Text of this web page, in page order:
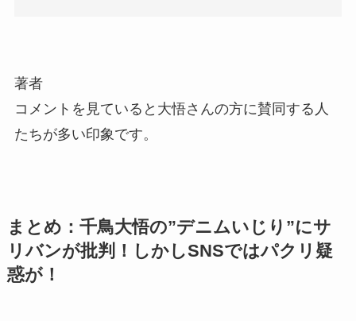
著者
コメントを見ていると大悟さんの方に賛同する人
たちが多い印象です。
まとめ：千鳥大悟の”デニムいじり”にサ
リバンが批判！しかしSNSではパクリ疑
惑が！